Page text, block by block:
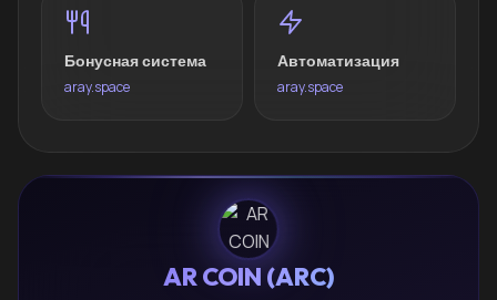
Бонусная система
aray.space
Автоматизация
aray.space
AR COIN (ARC)